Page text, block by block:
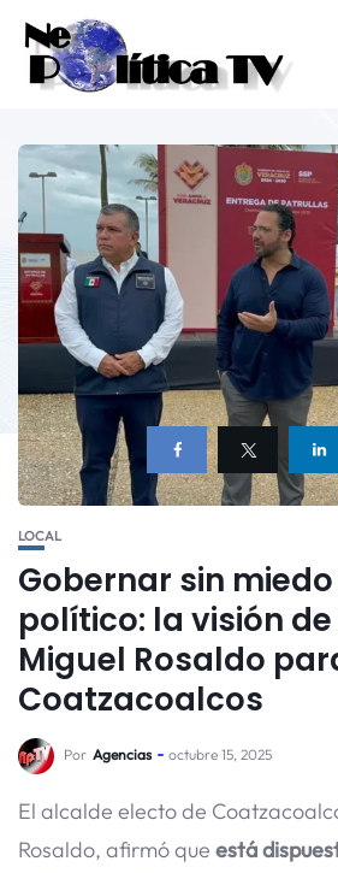
LOCAL
Gobernar sin
político: la visión de
Miguel Rosaldo
Coatzacoalcos
Por Agencias octubre 15, 2025
El alcalde electo de
Rosaldo, afirmó que está